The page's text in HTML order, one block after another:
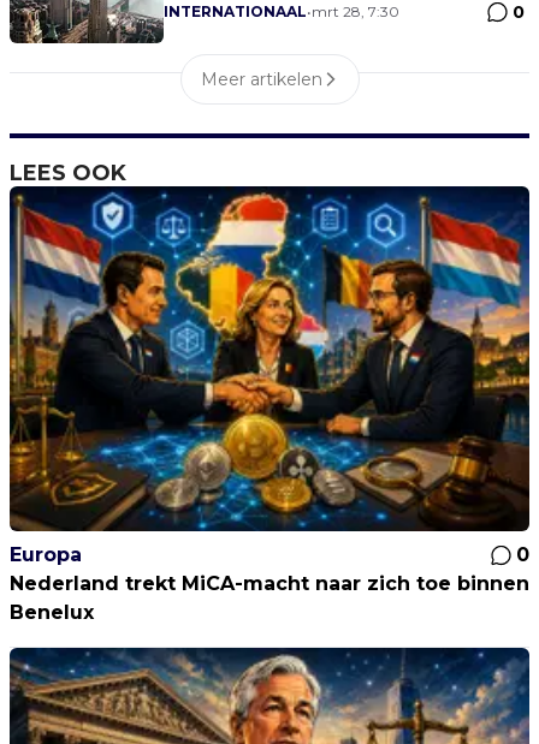
York DFS
INTERNATIONAAL•mrt 28, 7:30 0
Meer artikelen
LEES OOK
Europa
0
Nederland trekt MiCA-macht naar zich toe binnen
Benelux